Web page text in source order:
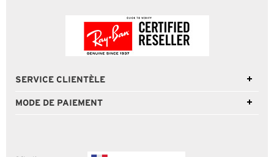
SERVICE CLIENTÈLE
MODE DE PAIEMENT